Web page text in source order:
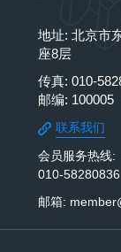
地址: 北京市
座8层
传真: 010-
邮编: 100005
联系我们
会员服务热线:
010-58280836
邮箱: